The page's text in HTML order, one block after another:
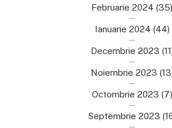
Februarie 2024 (35)
Ianuarie 2024 (44)
Decembrie 2023
Noiembrie 2023
Octombrie 2023 (7)
Septembrie 2023